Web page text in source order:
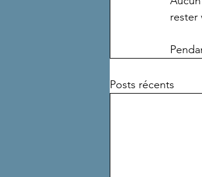
rester
Posts récents